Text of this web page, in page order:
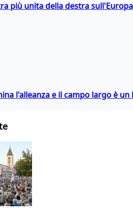
più unita della destra
l'alleanza e il campo largo è